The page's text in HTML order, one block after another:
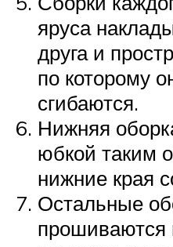
яруса
друга и
по которому
сгибаются.
Нижняя
юбкой таким
нижние края
Остальные
прошиваются